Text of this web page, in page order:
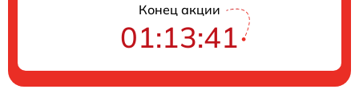
Конец акции
01:13:40